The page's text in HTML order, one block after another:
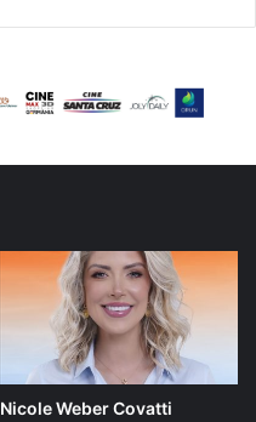
Nicole Weber Covatti